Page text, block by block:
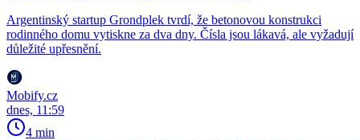
Argentinský startup Grondplek tvrdí, že betonovou konstrukci
rodinného domu vytiskne za dva dny. Čísla jsou lákavá, ale vyžadují
důležité upřesnění.
Mobify.cz
dnes, 11:59
4 min